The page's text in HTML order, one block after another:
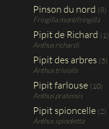
Pinson du nord (8)
Fringilla montifringilla
Pipit de Richard (1)
Anthus richardi
Pipit des arbres (5)
Anthus trivialis
Pipit farlouse (10)
Anthus pratensis
Pipit spioncelle (2)
Anthus spinoletta